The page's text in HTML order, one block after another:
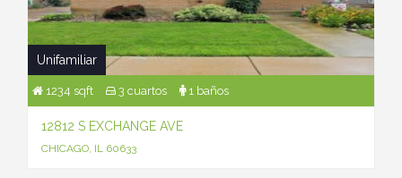
Unifamiliar
1234 sqft 3 cuartos 1 baños
12812 S EXCHANGE AVE
CHICAGO, IL 60633